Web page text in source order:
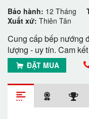
Bảo hành: 12 Tháng
Xuất xứ: Thiên Tân
Cung cấp bếp nướng
lượng - uy tín. Cam
ĐẶT MUA